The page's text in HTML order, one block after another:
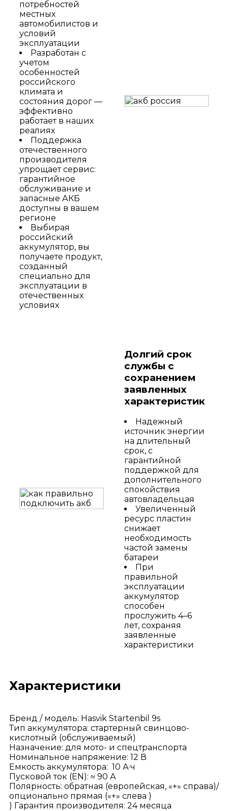
потребностей
местных
автомобилистов и
условий
эксплуатации
Разработан с
учетом
особенностей
российского
климата и
состояния дорог —
эффективно
работает в наших
реалиях
Поддержка
отечественного
производителя
упрощает сервис:
гарантийное
обслуживание и
запасные АКБ
доступны в вашем
регионе
Выбирая
российский
аккумулятор, вы
получаете продукт,
созданный
специально для
эксплуатации в
отечественных
условиях
Долгий срок
службы с
сохранением
заявленных
характеристик
Надежный
источник энергии
на длительный
срок, с
гарантийной
поддержкой для
дополнительного
спокойствия
автовладельцая
Увеличенный
ресурс пластин
снижает
необходимость
частой замены
батареи
При
правильной
эксплуатации
аккумулятор
способен
прослужить 4–6
лет, сохраняя
заявленные
характеристики
Характеристики
Бренд / модель: Hasvik Startenbil 9s
Тип аккумулятора: стартерный свинцово-
кислотный (обслуживаемый)
Назначение: для мото- и спецтранспорта
Номинальное напряжение: 12 В
Емкость аккумулятора: 10 А·ч
Пусковой ток (EN): ≈ 90 А
Полярность: обратная (европейская, «+» справа)/
опционально прямая («+» слева )
) Гарантия производителя: 24 месяца